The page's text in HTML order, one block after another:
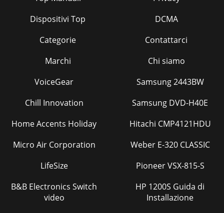
Dispositivi Top
Categorie
Marchi
DCMA
Contattarci
Chi siamo
VoiceGear
Chill Innovation
Home Accents Holiday
Micro Air Corporation
LifeSize
B&B Electronics Switch
video
Samsung 2443BW
Samsung DVD-H40E
Hitachi CMP4121HDU
Weber E-320 CLASSIC
Pioneer VSX-815-S
HP 1200S Guida di
Installazione